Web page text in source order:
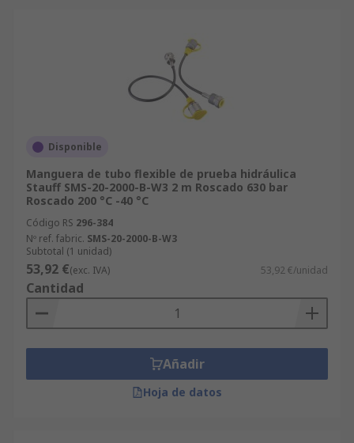
Disponible
Manguera de tubo flexible de prueba hidráulica
Stauff SMS-20-2000-B-W3 2 m Roscado 630 bar
Roscado 200 °C -40 °C
Código RS 296-384
Nº ref. fabric. SMS-20-2000-B-W3
Subtotal (1 unidad)
53,92 €(exc. IVA) 53,92 €/unidad
Cantidad
Añadir
Hoja de datos